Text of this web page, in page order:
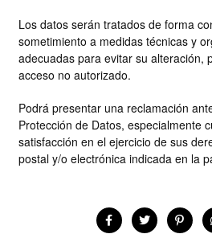
Los datos serán tratados de forma
sometimiento a medidas técnicas y
adecuadas para evitar su alteración,
acceso no autorizado.
Podrá presentar una reclamación
Protección de Datos, especialmente
satisfacción en el ejercicio de sus
postal y/o electrónica indicada en la